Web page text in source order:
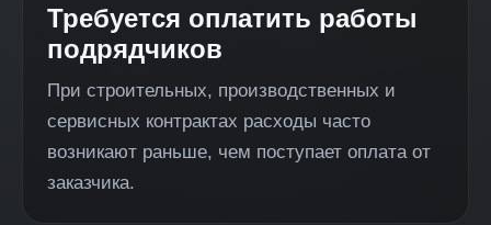
Требуется оплатить работы
подрядчиков
При строительных, производственных и
сервисных контрактах расходы часто
возникают раньше, чем поступает оплата от
заказчика.